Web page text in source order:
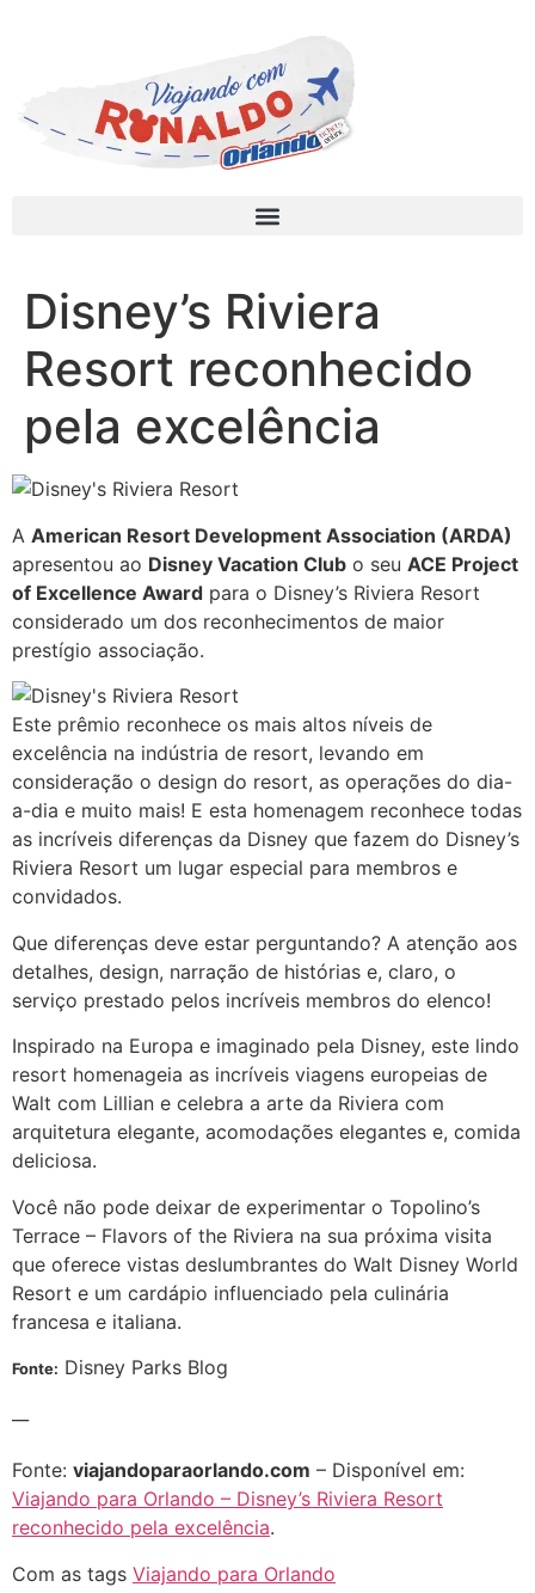
Disney’s Riviera
Resort reconhecido
pela excelência
A American Resort Development Association (ARDA)
apresentou ao Disney Vacation Club o seu ACE Project
of Excellence Award para o Disney’s Riviera Resort
considerado um dos reconhecimentos de maior
prestígio associação.
Este prêmio reconhece os mais altos níveis de
excelência na indústria de resort, levando em
consideração o design do resort, as operações do dia-
a-dia e muito mais! E esta homenagem reconhece todas
as incríveis diferenças da Disney que fazem do Disney’s
Riviera Resort um lugar especial para membros e
convidados.
Que diferenças deve estar perguntando? A atenção aos
detalhes, design, narração de histórias e, claro, o
serviço prestado pelos incríveis membros do elenco!
Inspirado na Europa e imaginado pela Disney, este lindo
resort homenageia as incríveis viagens europeias de
Walt com Lillian e celebra a arte da Riviera com
arquitetura elegante, acomodações elegantes e, comida
deliciosa.
Você não pode deixar de experimentar o Topolino’s
Terrace – Flavors of the Riviera na sua próxima visita
que oferece vistas deslumbrantes do Walt Disney World
Resort e um cardápio influenciado pela culinária
francesa e italiana.
Fonte: Disney Parks Blog
Fonte: viajandoparaorlando.com – Disponível em:
Viajando para Orlando – Disney’s Riviera Resort
reconhecido pela excelência.
Com as tags Viajando para Orlando